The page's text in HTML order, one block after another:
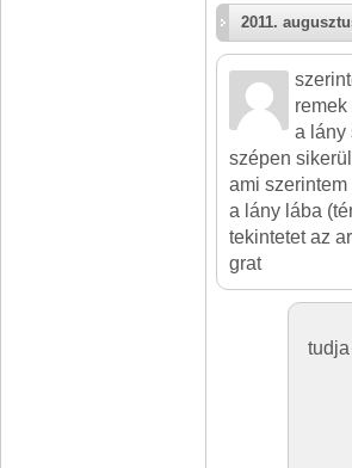
2011.
a lány
szépen
ami
a lány lába
tekintetet az
grat